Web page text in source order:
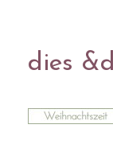
dies